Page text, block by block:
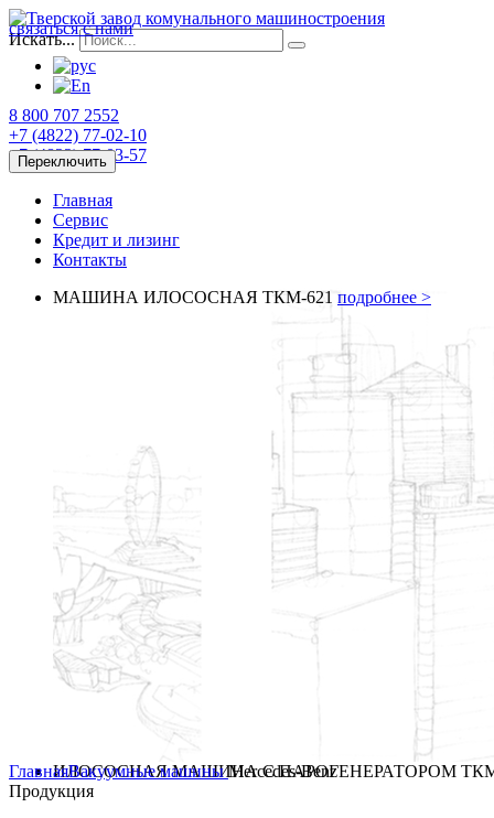
Искать...
связаться с нами
8 800 707 2552
+7 (4822) 77-02-10
+7 (4822)77-03-57
Переключить
Главная
Сервис
Кредит и лизинг
Контакты
МАШИНА ИЛОСОСНАЯ ТКМ-621 подробнее >
ИЛОСОСНАЯ МАШИНА С ПАРОГЕНЕРАТОРОМ
ГлавнаяВакуумные машиныMercedes-Benz
Продукция